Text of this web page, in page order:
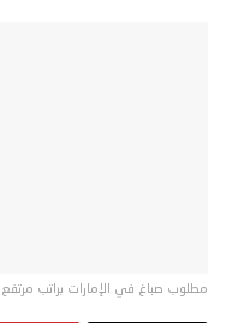
مطلوب صباغ في الإمارات براتب مرتفع